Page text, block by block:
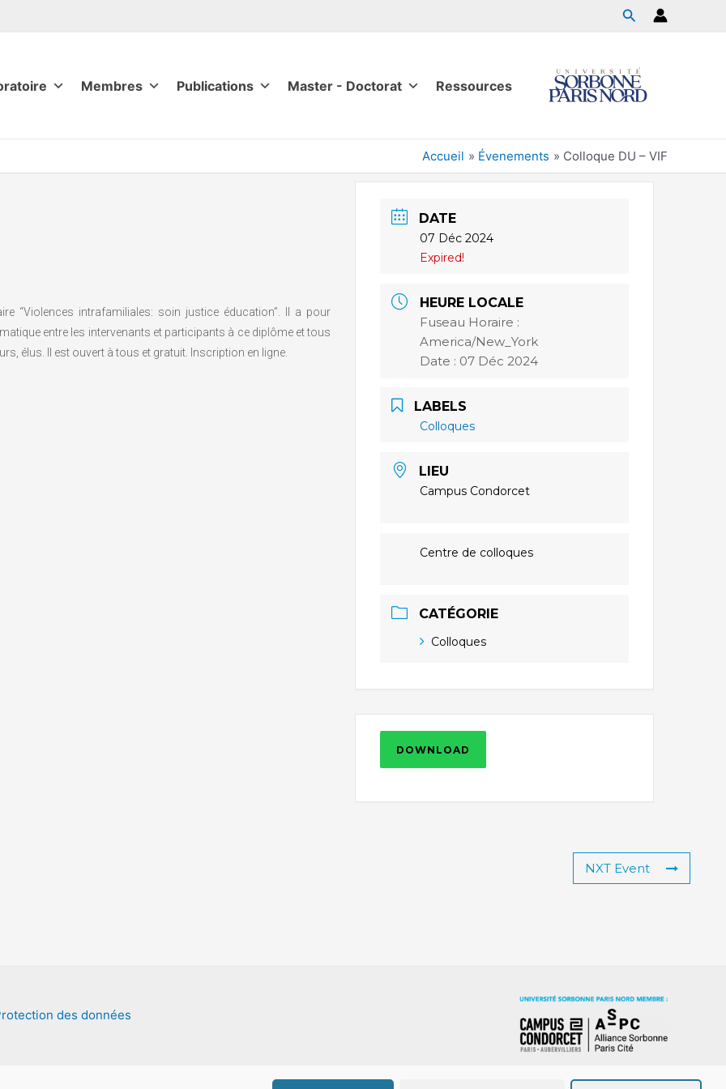
Membres Publications Master - Doctorat Ressources
Accueil Évenements Colloque DU – VIF
“Violences intrafamiliales: soin justice éducation”. Il a pour
entre les intervenants et participants à ce diplôme et tous
élus. Il est ouvert à tous et gratuit. Inscription en ligne.
DATE
07 Déc 2024
Expired!
HEURE LOCALE
Fuseau Horaire :
America/New_York
Date : 07 Déc 2024
LABELS
Colloques
LIEU
Campus Condorcet
Centre de colloques
CATÉGORIE
Colloques
DOWNLOAD
NXT Event
des données